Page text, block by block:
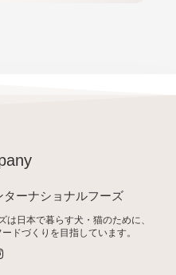
ーナショナルフーズ
日本で暮らす犬・猫のために、
ドづくりを目指しています。